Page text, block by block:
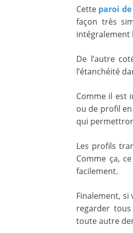
Cette paroi
façon très
intégralement
De l’autre
l’étanchéité
Comme il est
ou de profil
qui
Les profils
Comme ça,
facilement.
Finalement, si
regarder
toute autre